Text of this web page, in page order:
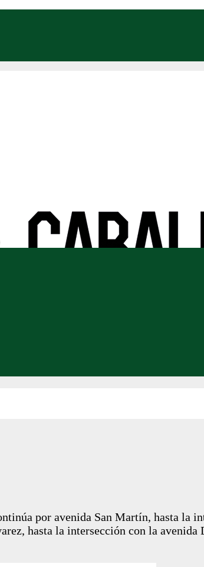
por avenida San Martín, hasta la
hasta la intersección con la avenida